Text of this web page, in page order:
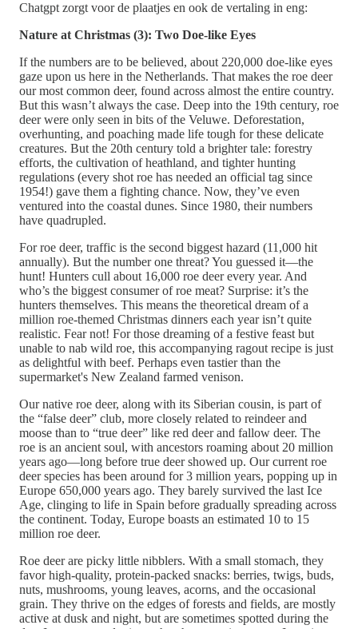
Chatgpt zorgt voor de plaatjes en ook de vertaling in eng:
Nature at Christmas (3): Two Doe-like Eyes
If the numbers are to be believed, about 220,000 doe-like eyes
gaze upon us here in the Netherlands. That makes the roe deer
our most common deer, found across almost the entire country.
But this wasn’t always the case. Deep into the 19th century, roe
deer were only seen in bits of the Veluwe. Deforestation,
overhunting, and poaching made life tough for these delicate
creatures. But the 20th century told a brighter tale: forestry
efforts, the cultivation of heathland, and tighter hunting
regulations (every shot roe has needed an official tag since
1954!) gave them a fighting chance. Now, they’ve even
ventured into the coastal dunes. Since 1980, their numbers
have quadrupled.
For roe deer, traffic is the second biggest hazard (11,000 hit
annually). But the number one threat? You guessed it—the
hunt! Hunters cull about 16,000 roe deer every year. And
who’s the biggest consumer of roe meat? Surprise: it’s the
hunters themselves. This means the theoretical dream of a
million roe-themed Christmas dinners each year isn’t quite
realistic. Fear not! For those dreaming of a festive feast but
unable to nab wild roe, this accompanying ragout recipe is just
as delightful with beef. Perhaps even tastier than the
supermarket's New Zealand farmed venison.
Our native roe deer, along with its Siberian cousin, is part of
the “false deer” club, more closely related to reindeer and
moose than to “true deer” like red deer and fallow deer. The
roe is an ancient soul, with ancestors roaming about 20 million
years ago—long before true deer showed up. Our current roe
deer species has been around for 3 million years, popping up in
Europe 650,000 years ago. They barely survived the last Ice
Age, clinging to life in Spain before gradually spreading across
the continent. Today, Europe boasts an estimated 10 to 15
million roe deer.
Roe deer are picky little nibblers. With a small stomach, they
favor high-quality, protein-packed snacks: berries, twigs, buds,
nuts, mushrooms, young leaves, acorns, and the occasional
grain. They thrive on the edges of forests and fields, are mostly
active at dusk and night, but are sometimes spotted during the